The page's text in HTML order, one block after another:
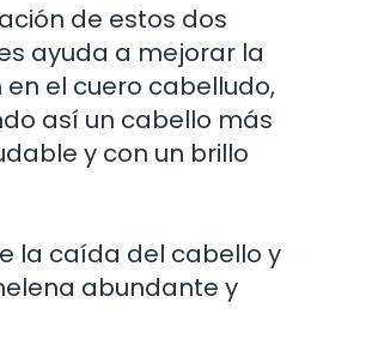
de estos dos
ayuda a mejorar la
en el cuero cabelludo,
así un cabello más
y con un brillo
la caída del cabello y
abundante y